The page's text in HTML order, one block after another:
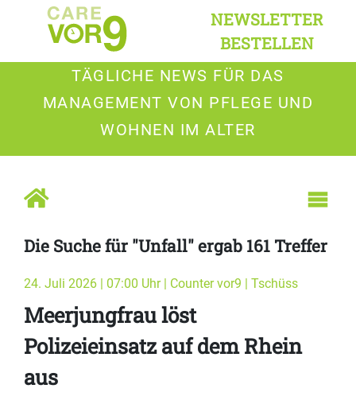
NEWSLETTER
BESTELLEN
TÄGLICHE NEWS FÜR DAS
MANAGEMENT VON PFLEGE UND
WOHNEN IM ALTER
Die Suche für "Unfall" ergab 161 Treffer
24. Juli 2026 | 07:00 Uhr | Counter vor9 | Tschüss
Meerjungfrau löst
Polizeieinsatz auf dem Rhein
aus